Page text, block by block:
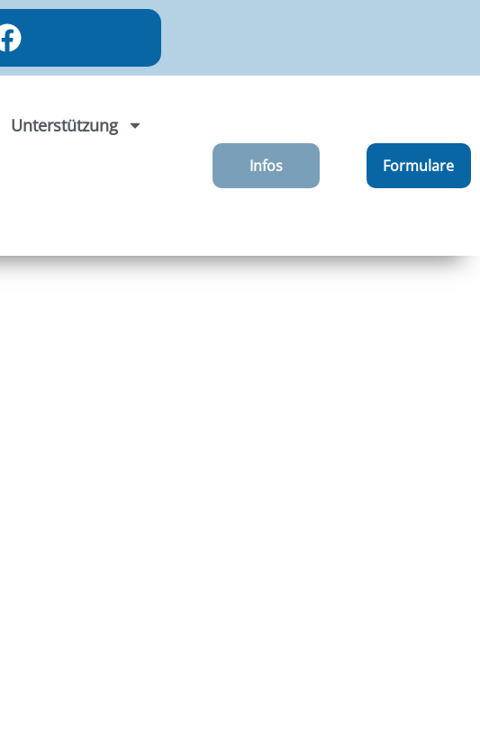
Unterstützung
Infos Formulare